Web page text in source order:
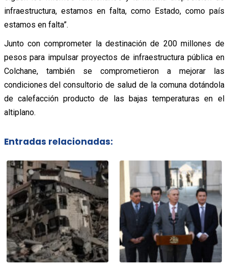
infraestructura, estamos en falta, como Estado, como país
estamos en falta”.
Junto con comprometer la destinación de 200 millones de
pesos para impulsar proyectos de infraestructura pública en
Colchane, también se comprometieron a mejorar las
condiciones del consultorio de salud de la comuna dotándola
de calefacción producto de las bajas temperaturas en el
altiplano.
Entradas relacionadas: